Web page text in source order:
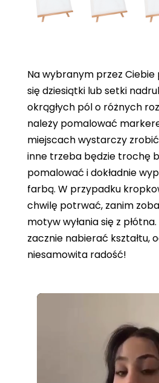
Na wybranym przez Ciebie
się dziesiątki lub setki
okrągłych pól o różnych
należy pomalować
miejscach wystarczy
inne trzeba będzie trochę
pomalować i dokładnie
farbą. W przypadku
chwilę potrwać, zanim
motyw wyłania się z
zacznie nabierać kształtu,
niesamowita radość!